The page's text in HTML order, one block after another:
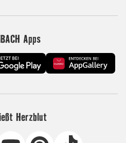
Apps
Herzblut